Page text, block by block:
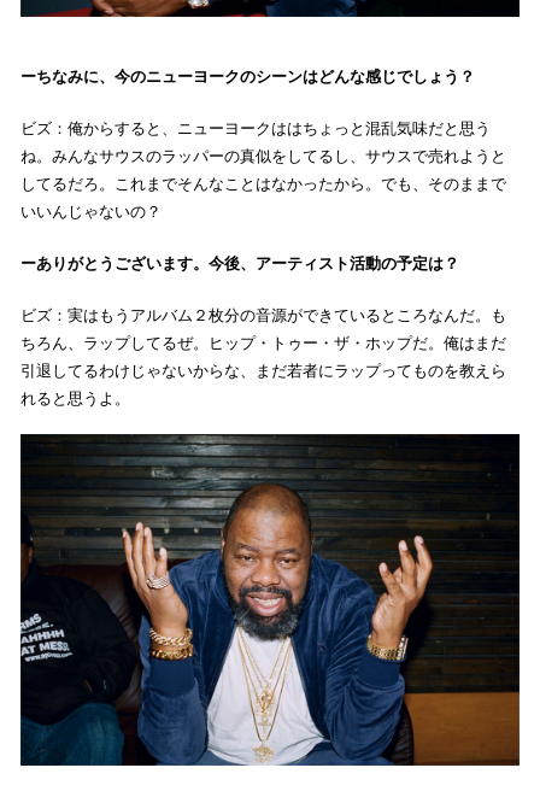
ちなみに、今のニューヨークのシーンはどんな感じでしょう？
ビズ：俺からすると、ニューヨークははちょっと混乱気味だと思う
ね。みんなサウスのラッパーの真似をしてるし、サウスで売れようと
してるだろ。これまでそんなことはなかったから。でも、そのままで
いいんじゃないの？
ありがとうございます。今後、アーティスト活動の予定は？
ビズ：実はもうアルバム２枚分の音源ができているところなんだ。も
ちろん、ラップしてるぜ。ヒップ・トゥー・ザ・ホップだ。俺はまだ
引退してるわけじゃないからな、まだ若者にラップってものを教えら
れると思うよ。